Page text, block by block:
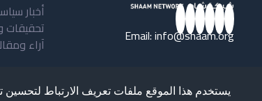
يستخدم هذا الموقع ملفات تعريف الارتباط لتحسين
Email:info@shaam.org
أخبار
تحقيقات
آراء